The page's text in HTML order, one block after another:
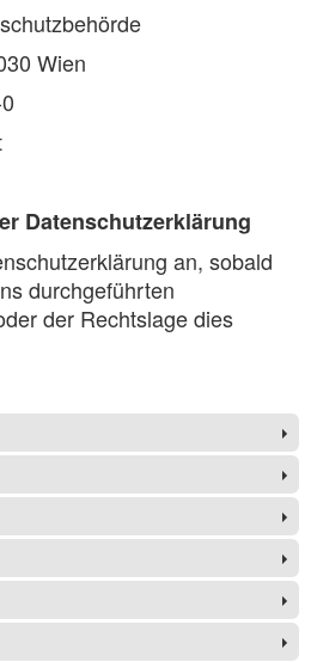
Wien
Datenschutzerklärung
an, sobald
durchgeführten
der Rechtslage dies